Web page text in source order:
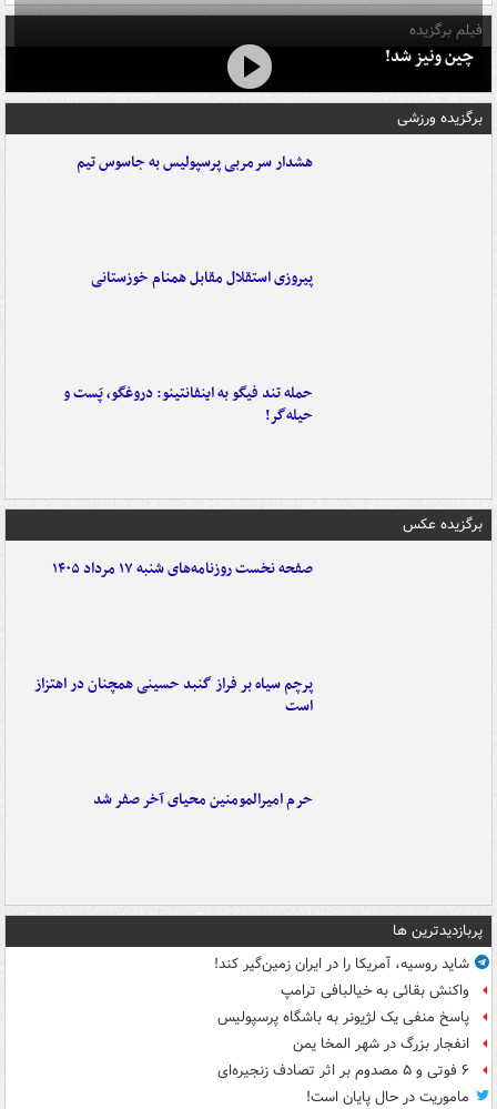
فیلم برگزیده
چین ونیز شد!
برگزیده ورزشی
هشدار سرمربی پرسپولیس به جاسوس تیم
پیروزی استقلال مقابل همنام خوزستانی
حمله تند فیگو به اینفانتینو: دروغگو، پَست‌ و
حیله‌گر!
برگزیده عکس
صفحه نخست روزنامه‌های شنبه ۱۷ مرداد ۱۴۰۵
پرچم سیاه بر فراز گنبد حسینی همچنان در اهتزاز
است
حرم امیرالمومنین محیای آخر صفر شد
پربازدیدترین ها
شاید روسیه، آمریکا را در ایران زمین‌گیر کند!
واکنش بقائی به خیالبافی ترامپ
پاسخ منفی یک لژیونر به باشگاه پرسپولیس
انفجار بزرگ در شهر المخا یمن
۶ فوتی و ۵ مصدوم بر اثر تصادف زنجیره‌ای
ماموریت در حال پایان است!